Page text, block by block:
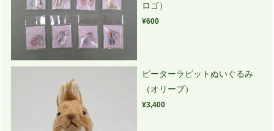
ロゴ）
¥600
ピーターラビットぬいぐるみ
（オリーブ）
¥3,400